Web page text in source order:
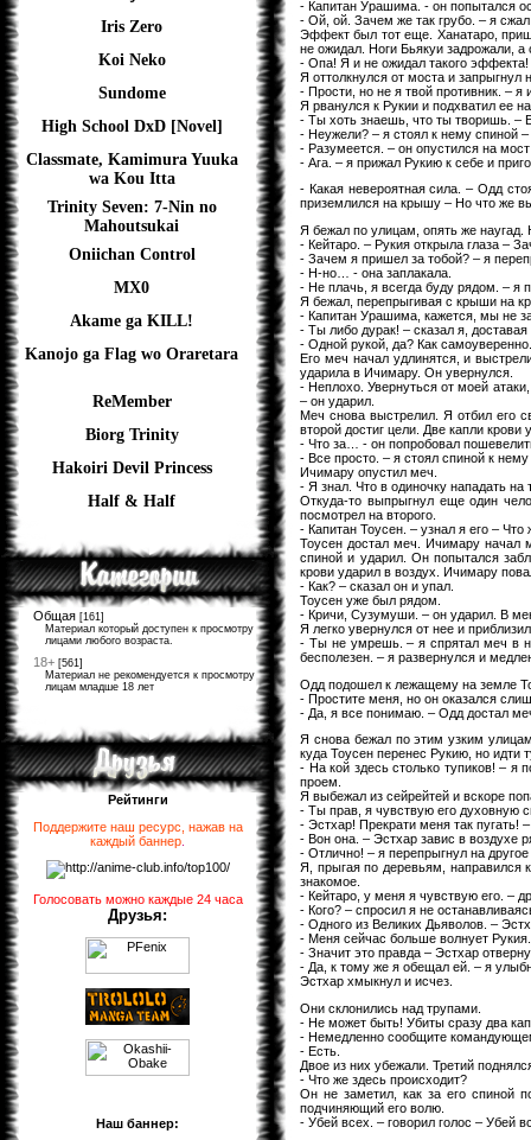
Iris Zero
Koi Neko
Sundome
High School DxD [Novel]
Classmate, Kamimura Yuuka
wa Kou Itta
Trinity Seven: 7-Nin no
Mahoutsukai
Oniichan Control
MX0
Akame ga KILL!
Kanojo ga Flag wo Oraretara
ReMember
Biorg Trinity
Hakoiri Devil Princess
Half & Half
Общая [161]
Материал который доступен к просмотру
лицами любого возраста.
18+ [561]
Материал не рекомендуется к просмотру
лицам младше 18 лет
Рейтинги
Поддержите наш ресурс, нажав на
каждый баннер
Голосовать можно каждые 24 часа
Друзья:
Наш баннер:
- Капитан Урашима. - он попытался
- Ой, ой. Зачем же так грубо. – я
Эффект был тот еще. Ханатаро,
не ожидал. Ноги Бьякуи задрожали, а
- Опа! Я и не ожидал такого эффекта!
Я оттолкнулся от моста и
- Прости, но не я твой противник. – я
Я рванулся к Рукии и подхватил ее
- Ты хоть знаешь, что ты творишь. –
- Неужели? – я стоял к нему спиной
- Разумеется. – он опустился на
- Ага. – я прижал Рукию к себе и
- Какая невероятная сила. – Одд
приземлился на крышу – Но что же
Я бежал по улицам, опять же наугад.
- Кейтаро. – Рукия открыла глаза –
- Зачем я пришел за тобой? – я
- Н-но… - она заплакала.
- Не плачь, я всегда буду рядом. – я
Я бежал, перепрыгивая с крыши на
- Капитан Урашима, кажется, мы не
- Ты либо дурак! – сказал я,
- Одной рукой, да? Как
Его меч начал удлинятся, и
ударила в Ичимару. Он увернулся.
- Неплохо. Увернуться от моей
– он ударил.
Меч снова выстрелил. Я отбил его
второй достиг цели. Две капли
- Что за… - он попробовал
- Все просто. – я стоял спиной к
Ичимару опустил меч.
- Я знал. Что в одиночку нападать
Откуда-то выпрыгнул еще один
посмотрел на второго.
- Капитан Тоусен. – узнал я его –
Тоусен достал меч. Ичимару начал
спиной и ударил. Он попытался
крови ударил в воздух. Ичимару
- Как? – сказал он и упал.
Тоусен уже был рядом.
- Кричи, Сузумуши. – он ударил. В
Я легко увернулся от нее и
- Ты не умрешь. – я спрятал меч в
бесполезен. – я развернулся и
Одд подошел к лежащему на земле
- Простите меня, но он оказался
- Да, я все понимаю. – Одд достал
Я снова бежал по этим узким
куда Тоусен перенес Рукию, но идти
- На кой здесь столько тупиков! – я
проем.
Я выбежал из сейрейтей и вскоре
- Ты прав, я чувствую его духовную
- Эстхар! Прекрати меня так пугать!
- Вон она. – Эстхар завис в воздухе
- Отлично! – я перепрыгнул на
Я, прыгая по деревьям, направился
знакомое.
- Кейтаро, у меня я чувствую его. –
- Кого? – спросил я не
- Одного из Великих Дьяволов. –
- Меня сейчас больше волнует
- Значит это правда – Эстхар
- Да, к тому же я обещал ей. – я
Эстхар хмыкнул и исчез.
Они склонились над трупами.
- Не может быть! Убиты сразу два
- Немедленно сообщите
- Есть.
Двое из них убежали. Третий
- Что же здесь происходит?
Он не заметил, как за его спиной
подчиняющий его волю.
- Убей всех. – говорил голос – Убей